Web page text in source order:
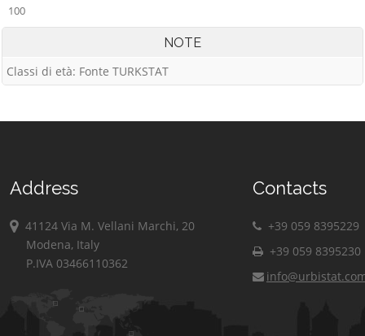
100
NOTE
Classi di età: Fonte TURKSTAT
Address
41124 Via M. Vellani Marchi, 20
Modena, Italy
P.IVA 03466110362
Contacts
+39 059 8395229
+39 059 8395230